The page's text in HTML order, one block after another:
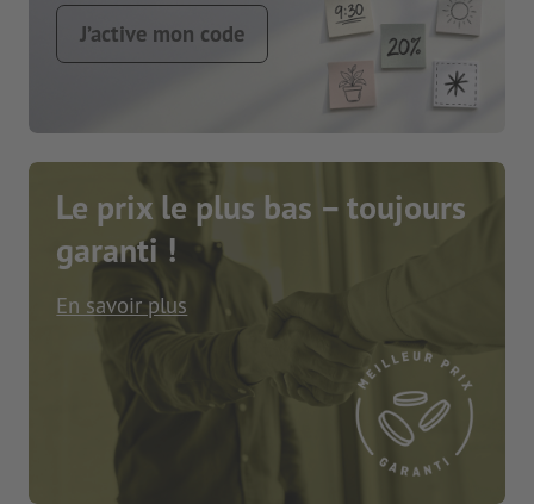
J’active mon code
Le prix le plus bas – toujours
garanti !
En savoir plus